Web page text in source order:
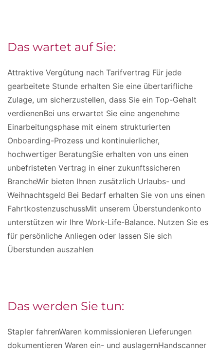
Das wartet auf Sie:
Attraktive Vergütung nach Tarifvertrag Für jede
gearbeitete Stunde erhalten Sie eine übertarifliche
Zulage, um sicherzustellen, dass Sie ein Top-Gehalt
verdienenBei uns erwartet Sie eine angenehme
Einarbeitungsphase mit einem strukturierten
Onboarding-Prozess und kontinuierlicher,
hochwertiger BeratungSie erhalten von uns einen
unbefristeten Vertrag in einer zukunftssicheren
BrancheWir bieten Ihnen zusätzlich Urlaubs- und
Weihnachtsgeld Bei Bedarf erhalten Sie von uns einen
FahrtkostenzuschussMit unserem Überstundenkonto
unterstützen wir Ihre Work-Life-Balance. Nutzen Sie es
für persönliche Anliegen oder lassen Sie sich
Überstunden auszahlen
Das werden Sie tun:
Stapler fahrenWaren kommissionieren Lieferungen
dokumentieren Waren ein- und auslagernHandscanner